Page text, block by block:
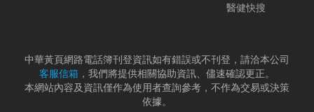
醫健快搜
中華黃頁網路電話簿刊登資訊如有錯誤或不刊登，請洽本公司
客服信箱 ，我們將提供相關協助資訊、儘速確認更正。
本網站內容及資訊僅作為使用者查詢參考，不作為交易或決策
依據。